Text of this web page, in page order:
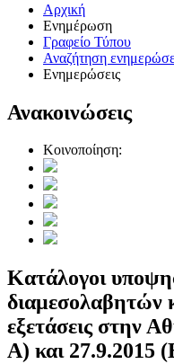
Αρχική
Ενημέρωση
Γραφείο Τύπου
Αναζήτηση
Ενημερώσεις
Ανακοινώσεις
Κοινοποίηση:
Κατάλογοι
διαμεσολαβητών
εξετάσεις στην
Α) και 27.9.2015